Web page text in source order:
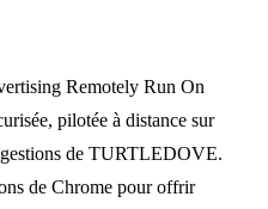
Remotely Run On
pilotée à distance sur
de TURTLEDOVE.
de Chrome pour offrir